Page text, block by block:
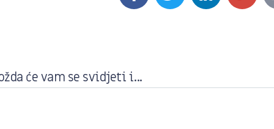
će vam se svidjeti i...